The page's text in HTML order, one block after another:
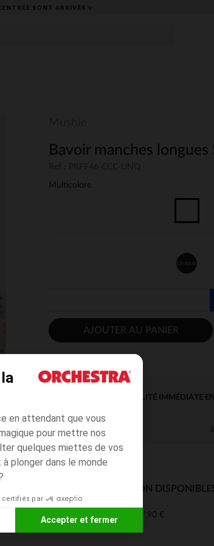
en attendant que vous
pour mettre nos
quelques miettes de vos
plonger dans le monde
certifiés par
Accepter et fermer
SONT ARRIVÉS ✨
Bavoir manches longues
Multicolore
Unique
AJOUTER AU PANIER
DISPONIBILITÉ IMMÉDIATE
MODES DE LIVRAISON
Mon domicile 7,90 €